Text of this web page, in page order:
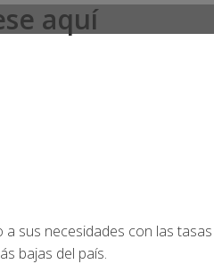
aquí
sus necesidades con las tasas
bajas del país.